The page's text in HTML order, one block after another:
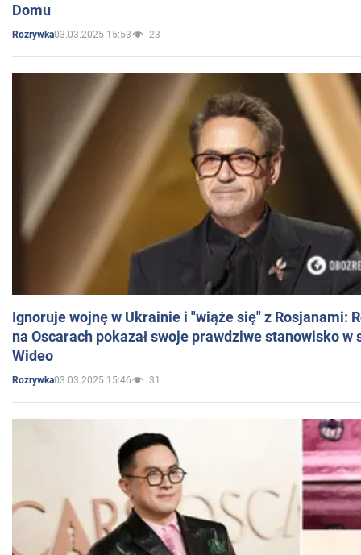
Domu
Rozrywka03.03.2025 15:53 23
Ignoruje wojnę w Ukrainie i "wiąże się" z Rosjanami:
na Oscarach pokazał swoje prawdziwe stanowisko w
Wideo
Rozrywka03.03.2025 15:46 31